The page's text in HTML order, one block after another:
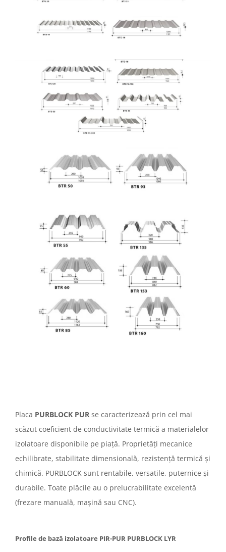
Placa PURBLOCK PUR se caracterizează prin cel mai
scăzut coeficient de conductivitate termică a materialelor
izolatoare disponibile pe piață. Proprietăți mecanice
echilibrate, stabilitate dimensională, rezistență termică și
chimică. PURBLOCK sunt rentabile, versatile, puternice și
durabile. Toate plăcile au o prelucrabilitate excelentă
(frezare manuală, mașină sau CNC).
Profile de bază izolatoare PIR-PUR PURBLOCK LYR